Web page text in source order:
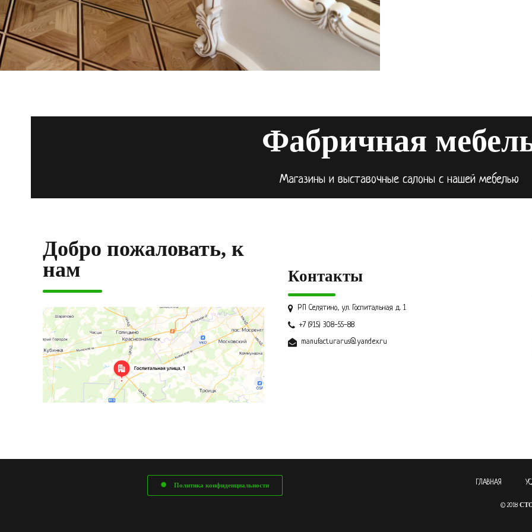
Фабричная
Магазины и выставочные салоны с нашей мебелью
Добро пожаловать, к
нам
Контакты
РП Селятино, ул. Госпитальная д. 1
+7 (915) 308-55-88
manufacturarus@yandex.ru
Политика конфиденциальности ГЛАВНАЯ
© 2018